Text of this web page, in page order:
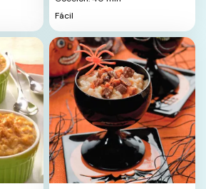
estrellas.
Fácil